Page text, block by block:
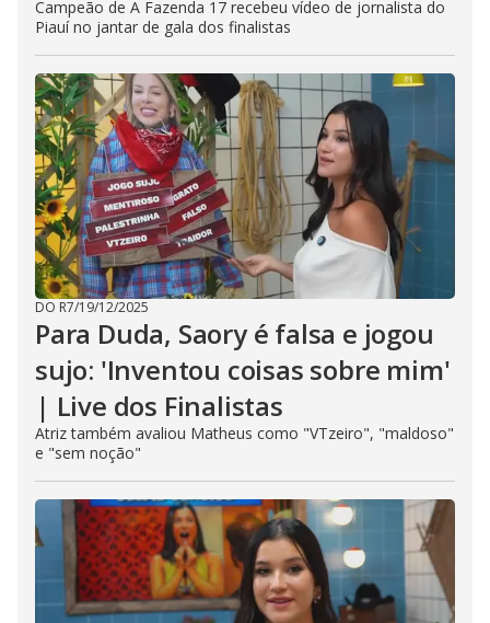
Campeão de A Fazenda 17 recebeu vídeo de jornalista do
Piauí no jantar de gala dos finalistas
DO R7/19/12/2025
Para Duda, Saory é falsa e jogou
sujo: 'Inventou coisas sobre mim'
| Live dos Finalistas
Atriz também avaliou Matheus como "VTzeiro", "maldoso"
e "sem noção"